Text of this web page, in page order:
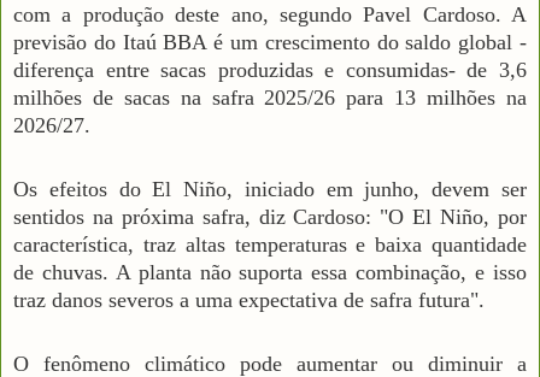
com a produção deste ano, segundo Pavel Cardoso. A
previsão do Itaú BBA é um crescimento do saldo global -
diferença entre sacas produzidas e consumidas- de 3,6
milhões de sacas na safra 2025/26 para 13 milhões na
2026/27.
Os efeitos do El Niño, iniciado em junho, devem ser
sentidos na próxima safra, diz Cardoso: "O El Niño, por
característica, traz altas temperaturas e baixa quantidade
de chuvas. A planta não suporta essa combinação, e isso
traz danos severos a uma expectativa de safra futura".
O fenômeno climático pode aumentar ou diminuir a